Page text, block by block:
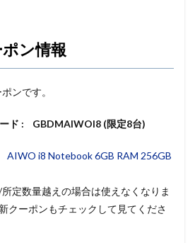
ン情報
ンです。
ド : GBDMAIWOI8 (限定8台)
AIWO i8 Notebook 6GB RAM 256GB
定数量越えの場合は使えなくなりま
クーポンもチェックして見てくださ